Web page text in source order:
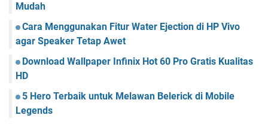
Mudah
Cara Menggunakan Fitur Water Ejection di HP Vivo
agar Speaker Tetap Awet
Download Wallpaper Infinix Hot 60 Pro Gratis Kualitas
HD
5 Hero Terbaik untuk Melawan Belerick di Mobile
Legends